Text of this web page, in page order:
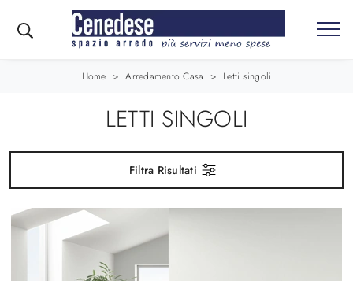
Home > Arredamento Casa > Letti singoli
LETTI SINGOLI
Filtra Risultati